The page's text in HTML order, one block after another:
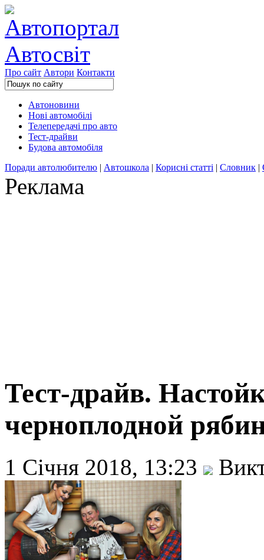
Про сайт Автори Контакти
Автоновини
Нові автомобілі
Телепередачі про авто
Тест-драйви
Будова автомобіля
Поради автолюбителю | Автошкола | Корисні статті | Словник |
Реклама
Тест-драйв.
черноплодной
1 Січня 2018, 13:23